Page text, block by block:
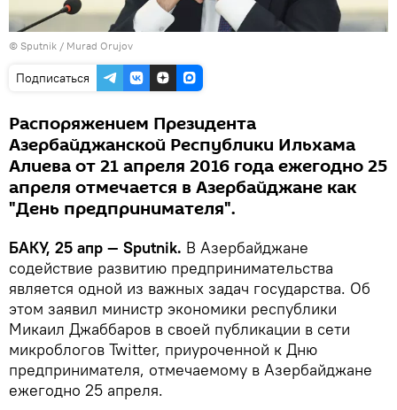
© Sputnik / Murad Orujov
Подписаться
Распоряжением Президента
Азербайджанской Республики Ильхама
Алиева от 21 апреля 2016 года ежегодно 25
апреля отмечается в Азербайджане как
"День предпринимателя".
БАКУ, 25 апр — Sputnik. В Азербайджане
содействие развитию предпринимательства
является одной из важных задач государства. Об
этом заявил министр экономики республики
Микаил Джаббаров в своей публикации в сети
микроблогов Twitter, приуроченной к Дню
предпринимателя, отмечаемому в Азербайджане
ежегодно 25 апреля.